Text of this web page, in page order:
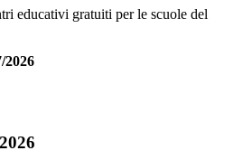
educativi gratuiti per le scuole del
2026